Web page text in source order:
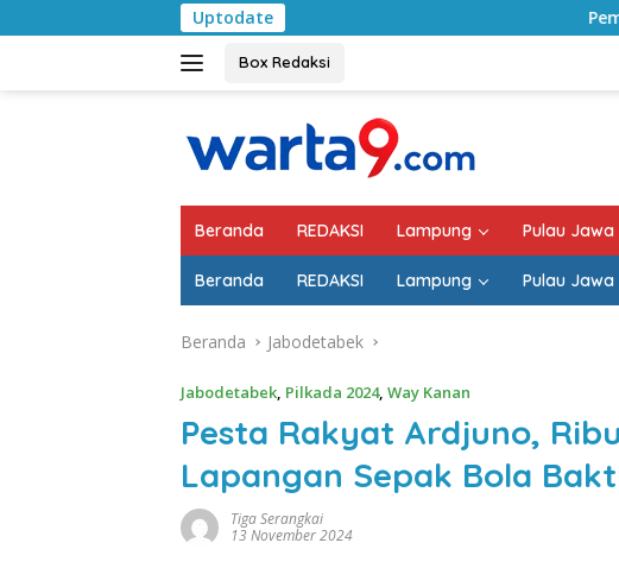
ke
Uptodate Pemkab Lampung Selatan
Box Redaksi
Beranda REDAKSI Lampung Pulau Jawa
Beranda REDAKSI Lampung Pulau Jawa
Beranda Jabodetabek
Jabodetabek, Pilkada 2024, Way Kanan
Pesta Rakyat Ardjuno,
Lapangan Sepak Bola
Tiga Serangkai
13 November 2024